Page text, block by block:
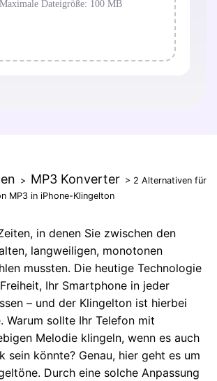
> MP3 Konverter > 2 Alternativen für
MP3 in iPhone-Klingelton
in denen Sie zwischen den
langweiligen, monotonen
mussten. Die heutige Technologie
Ihr Smartphone in jeder
– und der Klingelton ist hierbei
Warum sollte Ihr Telefon mit
Melodie klingeln, wenn es auch
sein könnte? Genau, hier geht es um
Durch eine solche Anpassung